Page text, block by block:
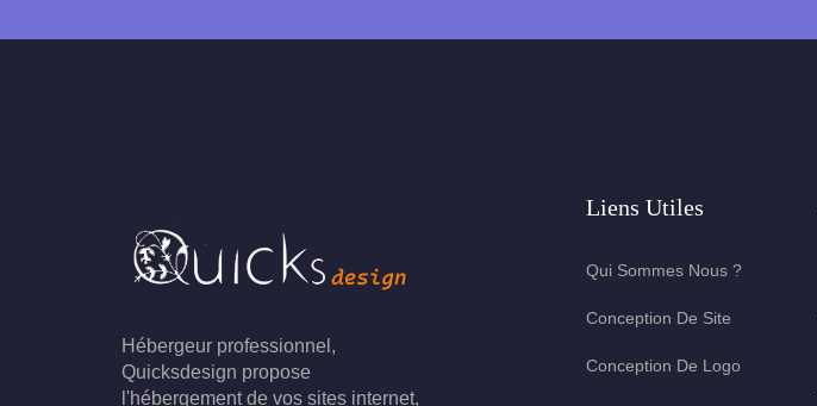
Hébergeur professionnel,
Quicksdesign propose
l'hébergement de vos sites internet,
Liens Utiles
Qui Sommes Nous ?
Conception De Site
Conception De Logo